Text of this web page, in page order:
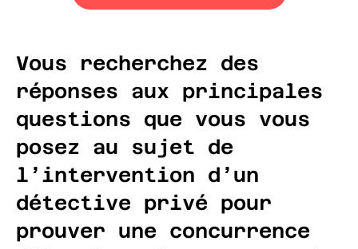
Vous recherchez des
réponses aux principales
questions que vous vous
posez au sujet de
l’intervention d’un
détective privé pour
prouver une concurrence